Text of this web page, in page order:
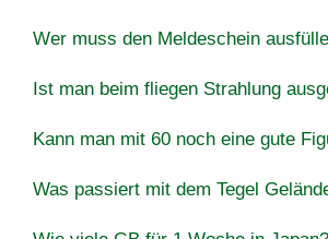
Wer muss den Meldeschein
Ist man beim fliegen Strahlung
Kann man mit 60 noch eine gute
Was passiert mit dem Tegel